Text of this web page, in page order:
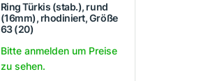
Ring Türkis (stab.), rund
(16mm), rhodiniert, Größe
63 (20)
Bitte anmelden um Preise
zu sehen.